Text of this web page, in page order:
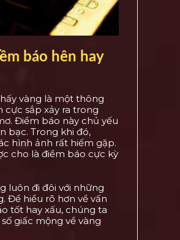
báo hên hay
vàng là một thông
cực sắp xảy ra trong
Điềm báo này chủ yếu
bạc. Trong khi đó,
hình ảnh rất hiếm gặp.
cho là điềm báo cực kỳ
luôn đi đôi với những
Để hiểu rõ hơn về vấn
tốt hay xấu, chúng ta
giấc mộng về vàng